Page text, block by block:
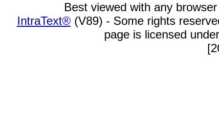
Best viewed with any
IntraText®(V89) - Some rights
page is licensed